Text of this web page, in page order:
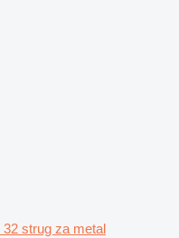
32 strug za metal